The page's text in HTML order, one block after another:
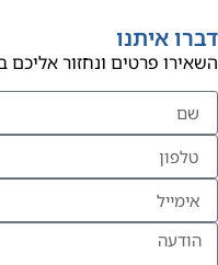
דברו איתנו
השאירו פרטים ונחזור